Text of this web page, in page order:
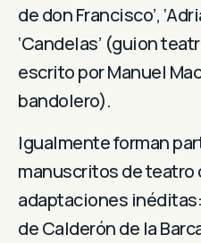
de don Francisco’,
‘Candelas’ (guion
escrito por Manuel
bandolero).
Igualmente forman
manuscritos de teatro
adaptaciones
de Calderón de la